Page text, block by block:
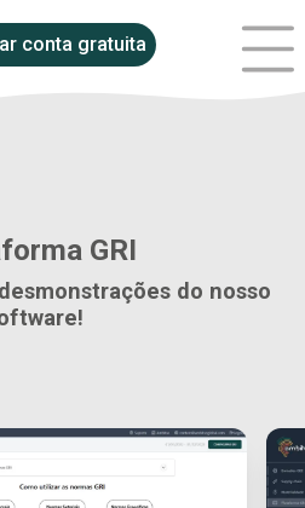
conta gratuita
GRI
do nosso